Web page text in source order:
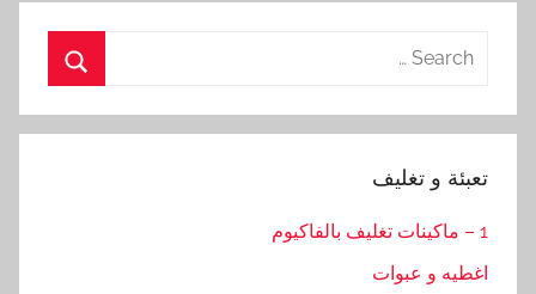
Search
تعبئة و تغليف
1 – ماكينات تغليف بالفاكيوم
اغطيه و عبوات